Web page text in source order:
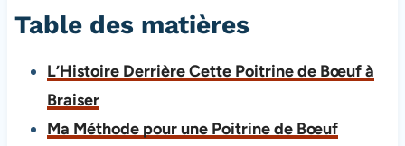
Table des matières
L’Histoire Derrière Cette Poitrine de Bœuf à
Braiser
Ma Méthode pour une Poitrine de Bœuf